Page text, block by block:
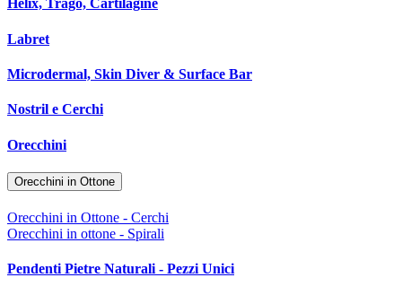
Helix, Trago, Cartilagine
Labret
Microdermal, Skin Diver & Surface Bar
Nostril e Cerchi
Orecchini
Orecchini in Ottone
Orecchini in Ottone - Cerchi
Orecchini in ottone - Spirali
Pendenti Pietre Naturali - Pezzi Unici